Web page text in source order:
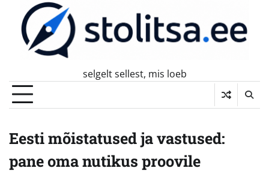
content
selgelt sellest, mis loeb
Eesti mõistatused ja vastused:
pane oma nutikus proovile